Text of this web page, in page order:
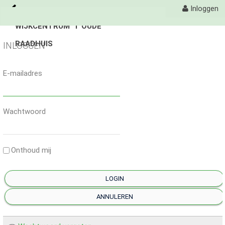
Naar content
Inloggen
WIJKCENTRUM 'T OUDE
RAADHUIS't Oude Raadhuis
Activiteiten
Fotoalbum
avond 4 daagse
Avondvierdaagse
Contact
INLOGGEN
E-mailadres
Wachtwoord
Onthoud mij
LOGIN
ANNULEREN